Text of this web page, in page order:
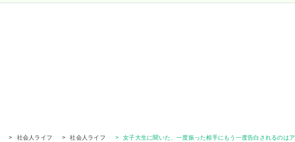
> 社会人ライフ > 社会人ライフ > 女子大生に聞いた、一度振った相手にもう一度告白されるのは